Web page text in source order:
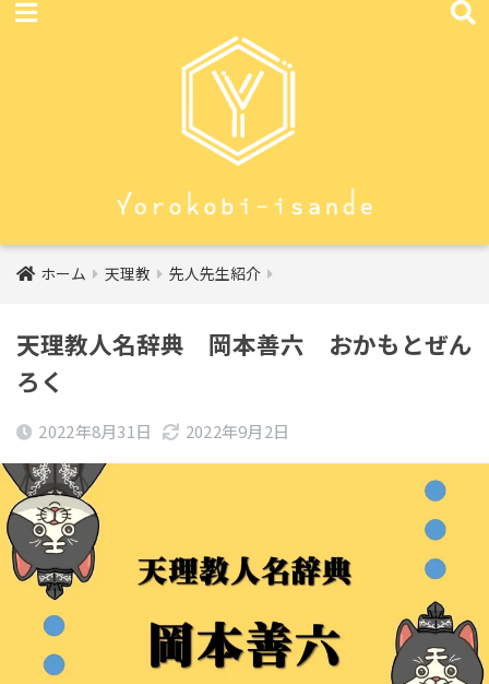
ホーム 天理教 先人先生紹介
天理教人名辞典 岡本善六 おかもとぜん
ろく
2022年8月31日 2022年9月2日